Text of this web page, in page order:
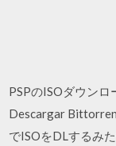
PSPのISOダウンロ
Descargar
でISOをDLするみ